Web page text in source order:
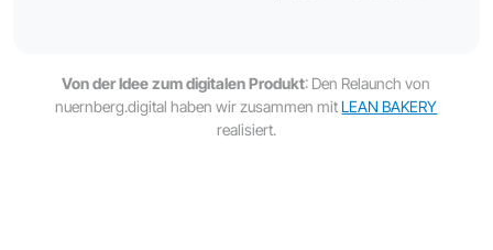
Von der Idee zum digitalen Produkt: Den Relaunch von
nuernberg.digital haben wir zusammen mitLEAN BAKERY
realisiert.